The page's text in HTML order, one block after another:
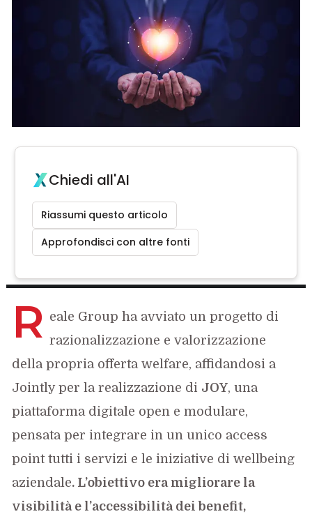
Chiedi all'AI
Riassumi questo articolo
Approfondisci con altre fonti
R eale Group ha avviato un progetto di
razionalizzazione e valorizzazione
della propria offerta welfare, affidandosi a
Jointly per la realizzazione di JOY, una
piattaforma digitale open e modulare,
pensata per integrare in un unico access
point tutti i servizi e le iniziative di wellbeing
aziendale. L’obiettivo era migliorare la
visibilità e l’accessibilità dei benefit,